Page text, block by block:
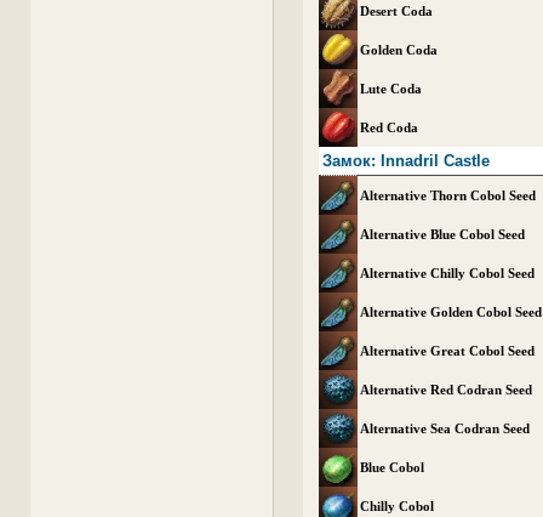
Desert Coda
Golden Coda
Lute Coda
Red Coda
Замок: Innadril Castle
Alternative Thorn Cobol Seed
Alternative Blue Cobol Seed
Alternative Chilly Cobol Seed
Alternative Golden Cobol Seed
Alternative Great Cobol Seed
Alternative Red Codran Seed
Alternative Sea Codran Seed
Blue Cobol
Chilly Cobol